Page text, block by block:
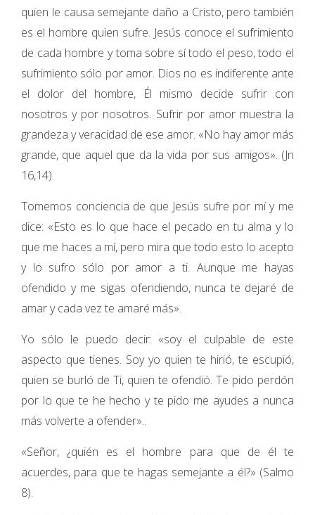
quien le causa semejante daño a Cristo, pero también
es el hombre quien sufre. Jesús conoce el sufrimiento
de cada hombre y toma sobre sí todo el peso, todo el
sufrimiento sólo por amor. Dios no es indiferente ante
el dolor del hombre, Él mismo decide sufrir con
nosotros y por nosotros. Sufrir por amor muestra la
grandeza y veracidad de ese amor. «No hay amor más
grande, que aquel que da la vida por sus amigos». (Jn
16,14)
Tomemos conciencia de que Jesús sufre por mí y me
dice: «Esto es lo que hace el pecado en tu alma y lo
que me haces a mí, pero mira que todo esto lo acepto
y lo sufro sólo por amor a ti. Aunque me hayas
ofendido y me sigas ofendiendo, nunca te dejaré de
amar y cada vez te amaré más».
Yo sólo le puedo decir: «soy el culpable de este
aspecto que tienes. Soy yo quien te hirió, te escupió,
quien se burló de Ti, quien te ofendió. Te pido perdón
por lo que te he hecho y te pido me ayudes a nunca
más volverte a ofender»..
«Señor, ¿quién es el hombre para que de él te
acuerdes, para que te hagas semejante a él?» (Salmo
8).